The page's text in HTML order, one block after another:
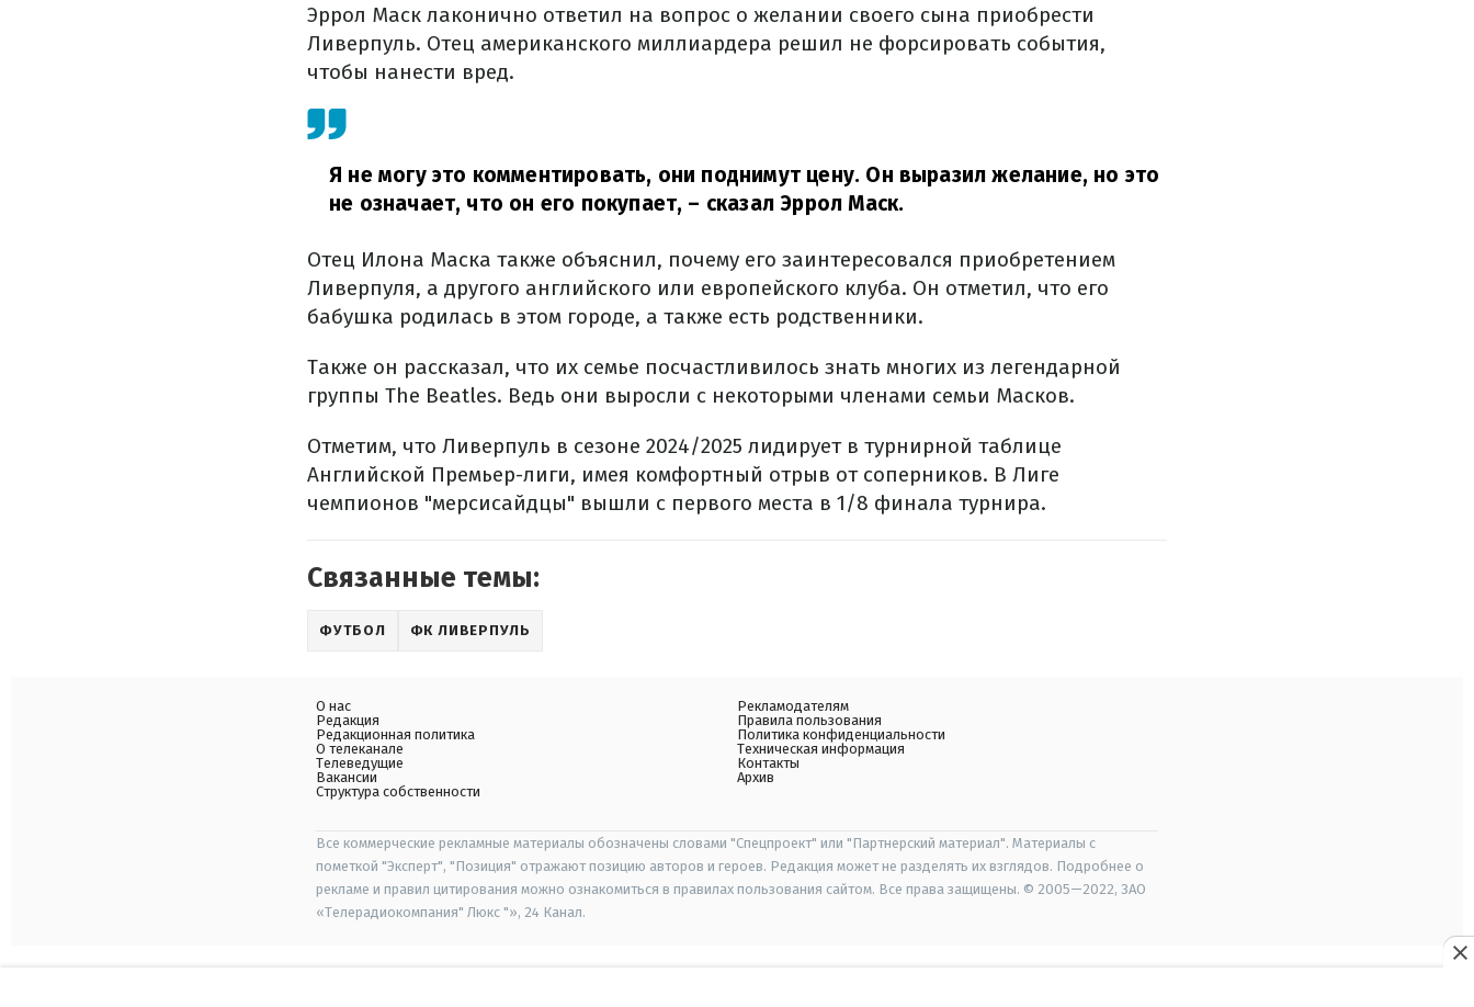
Эррол Маск лаконично ответил на вопрос о желании своего сына приобрести
Ливерпуль. Отец американского миллиардера решил не форсировать события,
чтобы нанести вред.
Я не могу это комментировать, они поднимут цену. Он выразил желание, но это
не означает, что он его покупает, – сказал Эррол Маск.
Отец Илона Маска также объяснил, почему его заинтересовался приобретением
Ливерпуля, а другого английского или европейского клуба. Он отметил, что его
бабушка родилась в этом городе, а также есть родственники.
Также он рассказал, что их семье посчастливилось знать многих из легендарной
группы The Beatles. Ведь они выросли с некоторыми членами семьи Масков.
Отметим, что Ливерпуль в сезоне 2024/2025 лидирует в турнирной таблице
Английской Премьер-лиги, имея комфортный отрыв от соперников. В Лиге
чемпионов "мерсисайдцы" вышли с первого места в 1/8 финала турнира.
Связанные темы:
ФУТБОЛ ФК ЛИВЕРПУЛЬ
О нас
Редакция
Редакционная политика
О телеканале
Телеведущие
Вакансии
Структура собственности
Рекламодателям
Правила пользования
Политика конфиденциальности
Техническая информация
Контакты
Архив
Все коммерческие рекламные материалы обозначены словами "Спецпроект" или "Партнерский материал". Материалы с
пометкой "Эксперт", "Позиция" отражают позицию авторов и героев. Редакция может не разделять их взглядов. Подробнее о
рекламе и правил цитирования можно ознакомиться в правилах пользования сайтом. Все права защищены. © 2005—2022, ЗАО
«Телерадиокомпания" Люкс "», 24 Канал.